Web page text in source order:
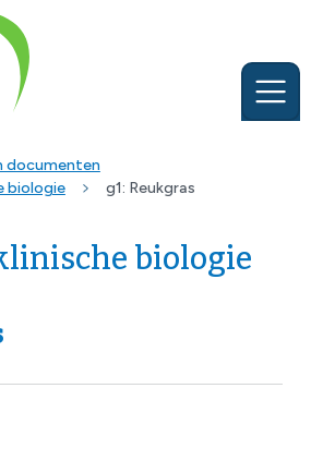
documenten
biologie
g1: Reukgras
biologie